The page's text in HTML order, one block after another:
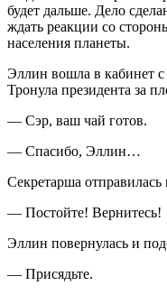
будет дальше. Дело
ждать реакции со
населения планеты.
Эллин вошла в кабинет с
Тронула президента за
— Сэр, ваш чай готов.
— Спасибо, Эллин…
Секретарша отправилась
— Постойте! Вернитесь!
Эллин повернулась и
— Присядьте.